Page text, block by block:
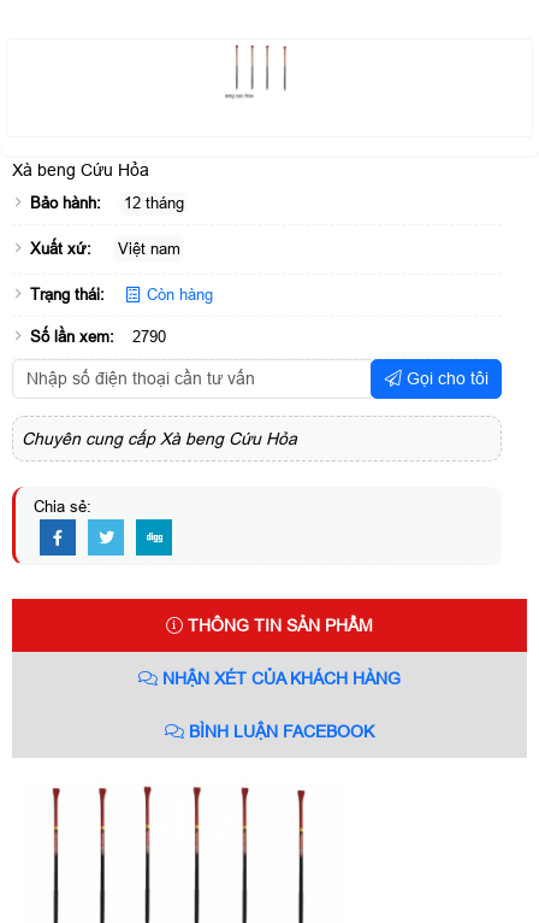
Xà beng Cứu Hỏa
Bảo hành: 12 tháng
Xuất xứ: Việt nam
Trạng thái: Còn hàng
Số lần xem: 2790
Gọi cho tôi
Chuyên cung cấp Xà beng Cứu Hỏa
Chia sẻ:
THÔNG TIN SẢN PHẨM
NHẬN XÉT CỦA KHÁCH HÀNG
BÌNH LUẬN FACEBOOK